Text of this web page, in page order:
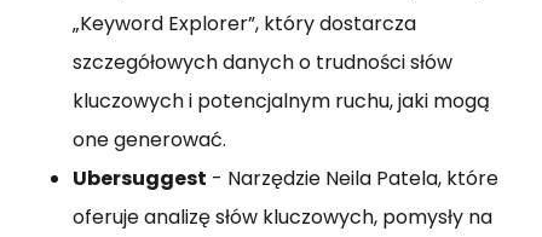
„Keyword Explorer”, który dostarcza
szczegółowych danych o trudności słów
kluczowych i potencjalnym ruchu, jaki mogą
one generować.
Ubersuggest - Narzędzie Neila Patela, które
oferuje analizę słów kluczowych, pomysły na